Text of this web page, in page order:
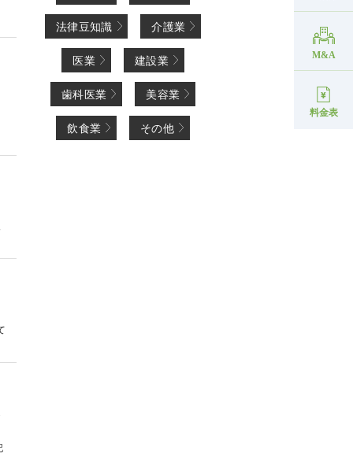
M&A
料金表
法律豆知識 介護業
医業 建設業
歯科医業 美容業
飲食業 その他